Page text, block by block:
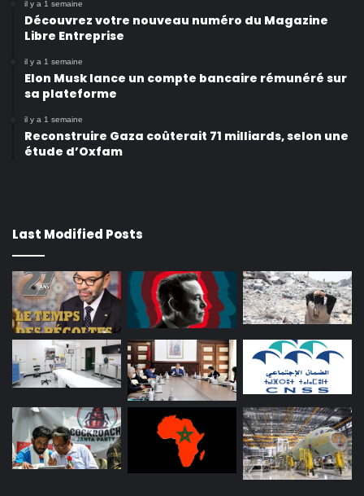
il y a 1 semaine
Découvrez votre nouveau numéro du Magazine
Libre Entreprise
il y a 1 semaine
Elon Musk lance un compte bancaire rémunéré sur
sa plateforme
il y a 1 semaine
Reconstruire Gaza coûterait 71 milliards, selon une
étude d’Oxfam
Last Modified Posts